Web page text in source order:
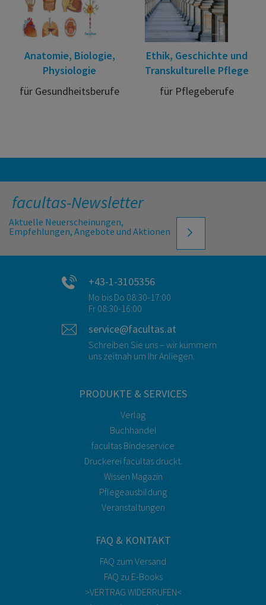
Anatomie, Biologie,
Physiologie
für Gesundheitsberufe
Ethik, Geschichte und
Transkulturelle Pflege
für Pflegeberufe
facultas-Newsletter
Aktuelle Neuerscheinungen,
Empfehlungen, Angebote und Aktionen
+43-1-3105356
Mo bis Do 08:30-17:00
Fr 08:30-16:00
service@facultas.at
Schreiben Sie uns – wir kümmern
uns zeitnah um Ihr Anliegen.
PRODUKTE & SERVICES
Verlag
Buchhandel
facultas Bindeservice
Druckerei facultas druckt.
Wissen Magazin
Pflegeausbildung
Veranstaltungen
FAQ & KONTAKT
FAQ zum Versand
FAQ zu E-Books
>VERTRAG WIDERRUFEN<